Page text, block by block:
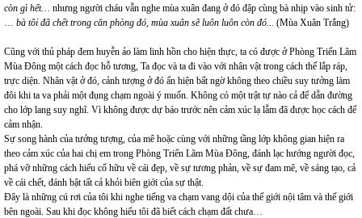
còn gì hết… nhưng người cháu vẫn nghe mùa xuân đang ở đó đập cùng bà nhịp vào sinh tử:
bà tôi đã chết trong căn phòng đó, mùa xuân sẽ luôn luôn còn đó... (Mùa Xuân Trắng)
Cũng với thủ pháp đem huyễn ảo làm linh hồn cho hiện thực, ta có được ở Phòng Triển Lãm
Mùa Đông một cách đọc hỗ tương, Ta đọc và ta đi vào với nhân vật trong cách thế lắp ráp,
trực diện. Nhân vật ở đó, cảnh tượng ở đó ẩn hiện bất ngờ không theo chiều suy tưởng làm
đôi khi ta va phải một đụng chạm ngoài ý muốn. Không có một trật tự nào cả để dẫn đường
cho lớp lang suy nghĩ. Vì không được dự báo trước nên cảm xúc lạ lẫm đã được học cách để
cảm nhận.
Sự song hành của tưởng tượng, của mê hoặc cùng với những tầng lớp không gian hiện ra
theo cảm xúc của hai chị em trong Phòng Triển Lãm Mùa Đông, đánh lạc hướng người đọc,
phá vỡ những cách hiểu cố hữu về cái đẹp, về sự tương phản, về sự đam mê, về sáng tạo, cả
về cái chết, đánh bật tất cả khỏi biên giới của sự thật.
Đây là những cú rơi của tôi khi nghe tiếng va chạm vang dội của thế giới nội tâm và thế giới
bên ngoài. Sau khi đọc không hiểu tôi đã biết cách chạm đất chưa…